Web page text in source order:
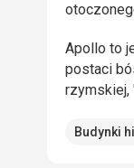
Apollo to
postaci
rzymskiej,
Budynki